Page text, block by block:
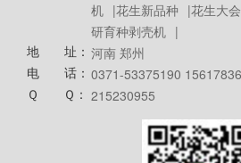
机 |花生新品种 |花生大会
研育种剥壳机 |
地 址： 河南 郑州
电 话： 0371-53375190
Ｑ Ｑ： 215230955